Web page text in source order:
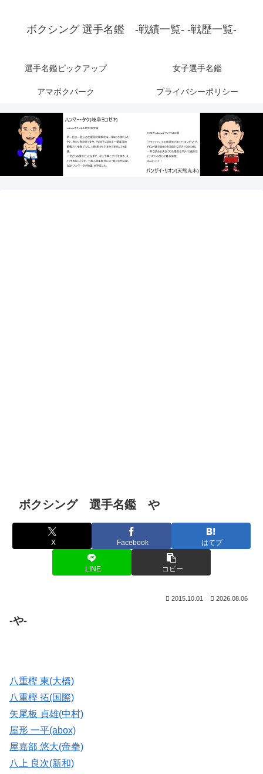
ボクシング 選手名鑑 -戦績一覧- -戦歴一覧-
選手名鑑ピックアップ 女子選手名鑑
アマボクパーク プライバシーポリシー
ボクシング 選手名鑑 や
X Facebook はてブ
LINE コピー
2015.10.01 2026.08.06
-や-
八重樫 東(大橋)
八重樫 拓(国際)
矢尾板 貞雄(中村)
屋形 一平(abox)
屋嘉部 悠大(帝拳)
八上 良次(新和)